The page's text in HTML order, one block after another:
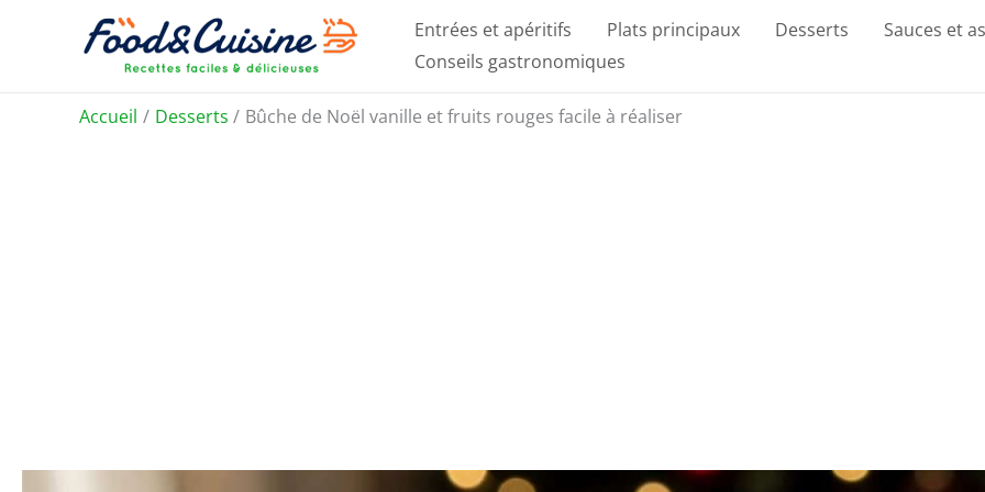
Entrées et apéritifs Plats principaux Desserts Sauces et
Conseils gastronomiques
Accueil Desserts Bûche de Noël vanille et fruits rouges facile à réaliser